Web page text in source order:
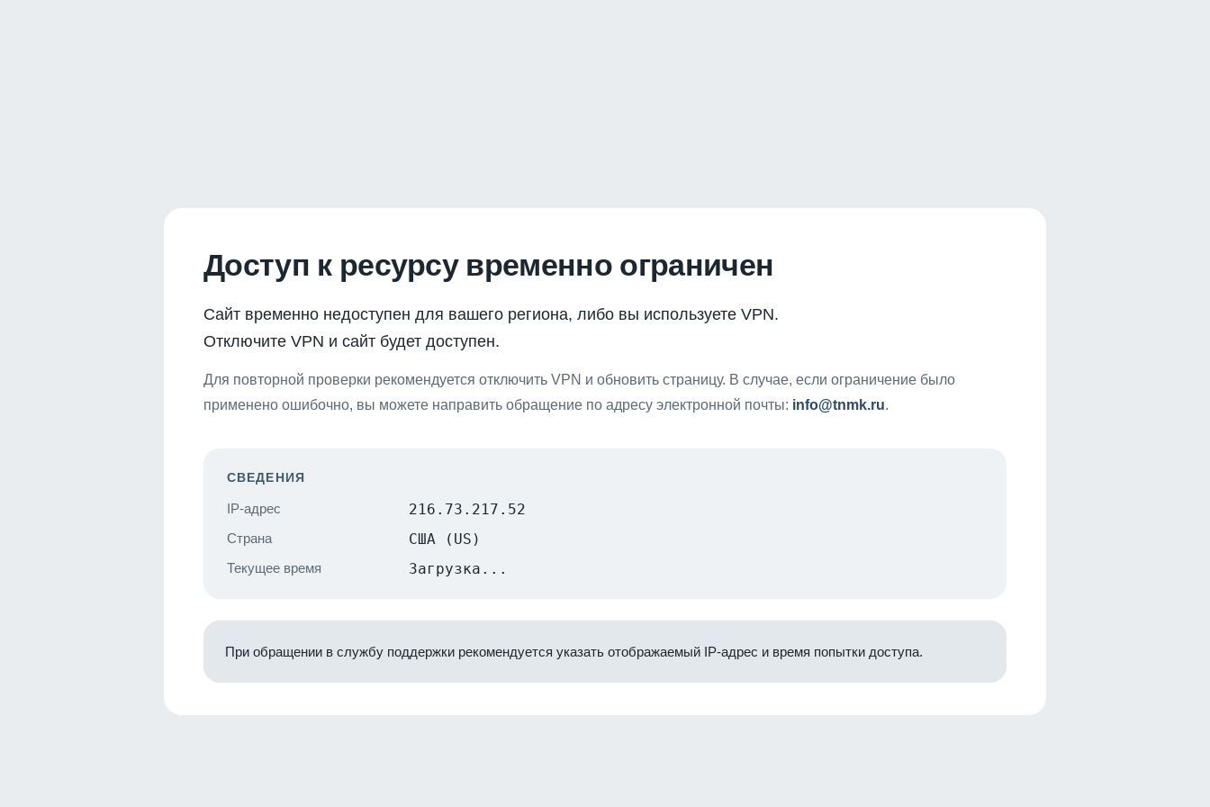
Доступ к ресурсу временно ограничен
Сайт временно недоступен для вашего региона, либо вы используете VPN.
Отключите VPN и сайт будет доступен.
Для повторной проверки рекомендуется отключить VPN и обновить страницу. В случае, если ограничение было
применено ошибочно, вы можете направить обращение по адресу электронной почты: info@tnmk.ru.
СВЕДЕНИЯ
IP-адрес 216.73.217.52
Страна США (US)
Текущее время Загрузка...
При обращении в службу поддержки рекомендуется указать отображаемый IP-адрес и время попытки доступа.